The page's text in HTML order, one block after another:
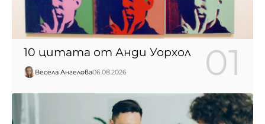
10 цитата от Анди Уорхол
Весела Ангелова06.08.2026